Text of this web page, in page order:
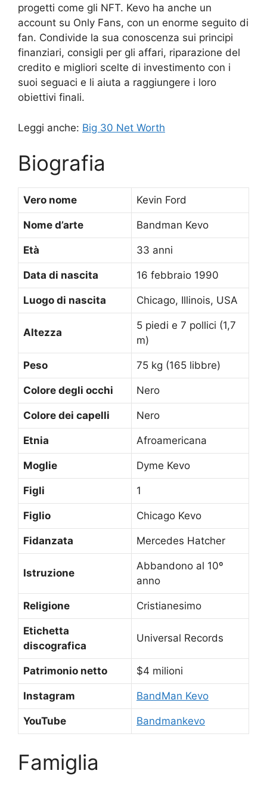
progetti come gli NFT. Kevo ha anche un
account su Only Fans, con un enorme seguito di
fan. Condivide la sua conoscenza sui principi
finanziari, consigli per gli affari, riparazione del
credito e migliori scelte di investimento con i
suoi seguaci e li aiuta a raggiungere i loro
obiettivi finali.
Leggi anche: Big 30 Net Worth
Biografia
Vero nome Kevin Ford
Nome d’arte Bandman Kevo
Età 33 anni
Data di nascita 16 febbraio 1990
Luogo di nascita Chicago, Illinois, USA
Altezza
5 piedi e 7 pollici (1,7
m)
Peso 75 kg (165 libbre)
Colore degli occhi Nero
Colore dei capelli Nero
Etnia Afroamericana
Moglie Dyme Kevo
Figli 1
Figlio Chicago Kevo
Fidanzata Mercedes Hatcher
Istruzione
Abbandono al 10º
anno
Religione Cristianesimo
Etichetta
discografica
Universal Records
Patrimonio netto $4 milioni
Instagram BandMan Kevo
YouTube Bandmankevo
Famiglia